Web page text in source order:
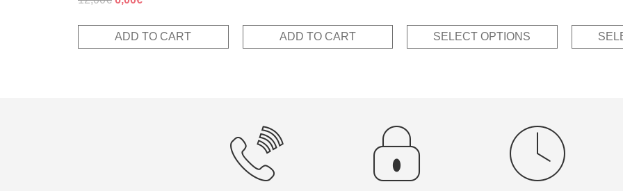
5.00
was:
12,00€.
is:
6,00€.
ADD TO CART
15,00€.12,00€.
ADD TO CART SELECT OPTIONS